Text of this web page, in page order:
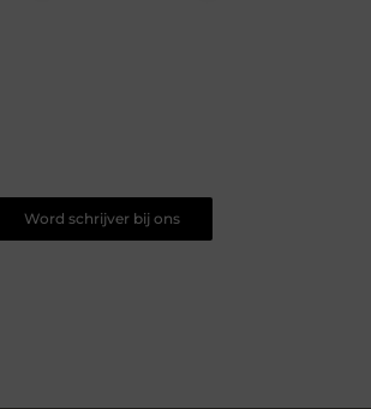
Word schrijver bij ons